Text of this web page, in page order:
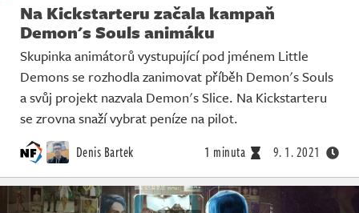
Na Kickstarteru začala kampaň
Demon's Souls animáku
Skupinka animátorů vystupující pod jménem Little
Demons se rozhodla zanimovat příběh Demon's Souls
a svůj projekt nazvala Demon's Slice. Na Kickstarteru
se zrovna snaží vybrat peníze na pilot.
Denis Bartek 1 minuta 9. 1. 2021